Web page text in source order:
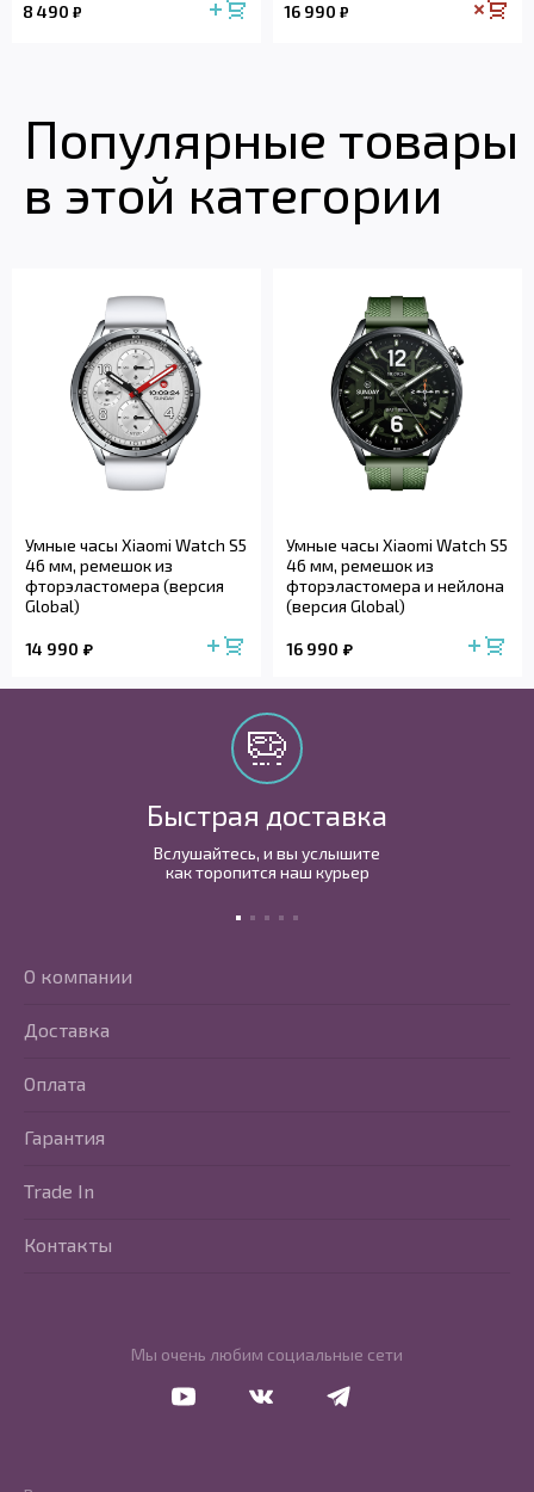
8 490 ₽ 16 990 ₽
Популярные товары
в этой категории
Умные часы Xiaomi Watch S5
46 мм, ремешок из
фторэластомера (версия
Global)
14 990
Умные часы Xiaomi Watch S5
46 мм, ремешок из
фторэластомера и нейлона
(версия Global)
16 990
Быстрая доставка
Вслушайтесь, и вы услышите
как торопится наш курьер
Мы очень любим социальные сети
О компании
Доставка
Оплата
Гарантия
Trade In
Контакты